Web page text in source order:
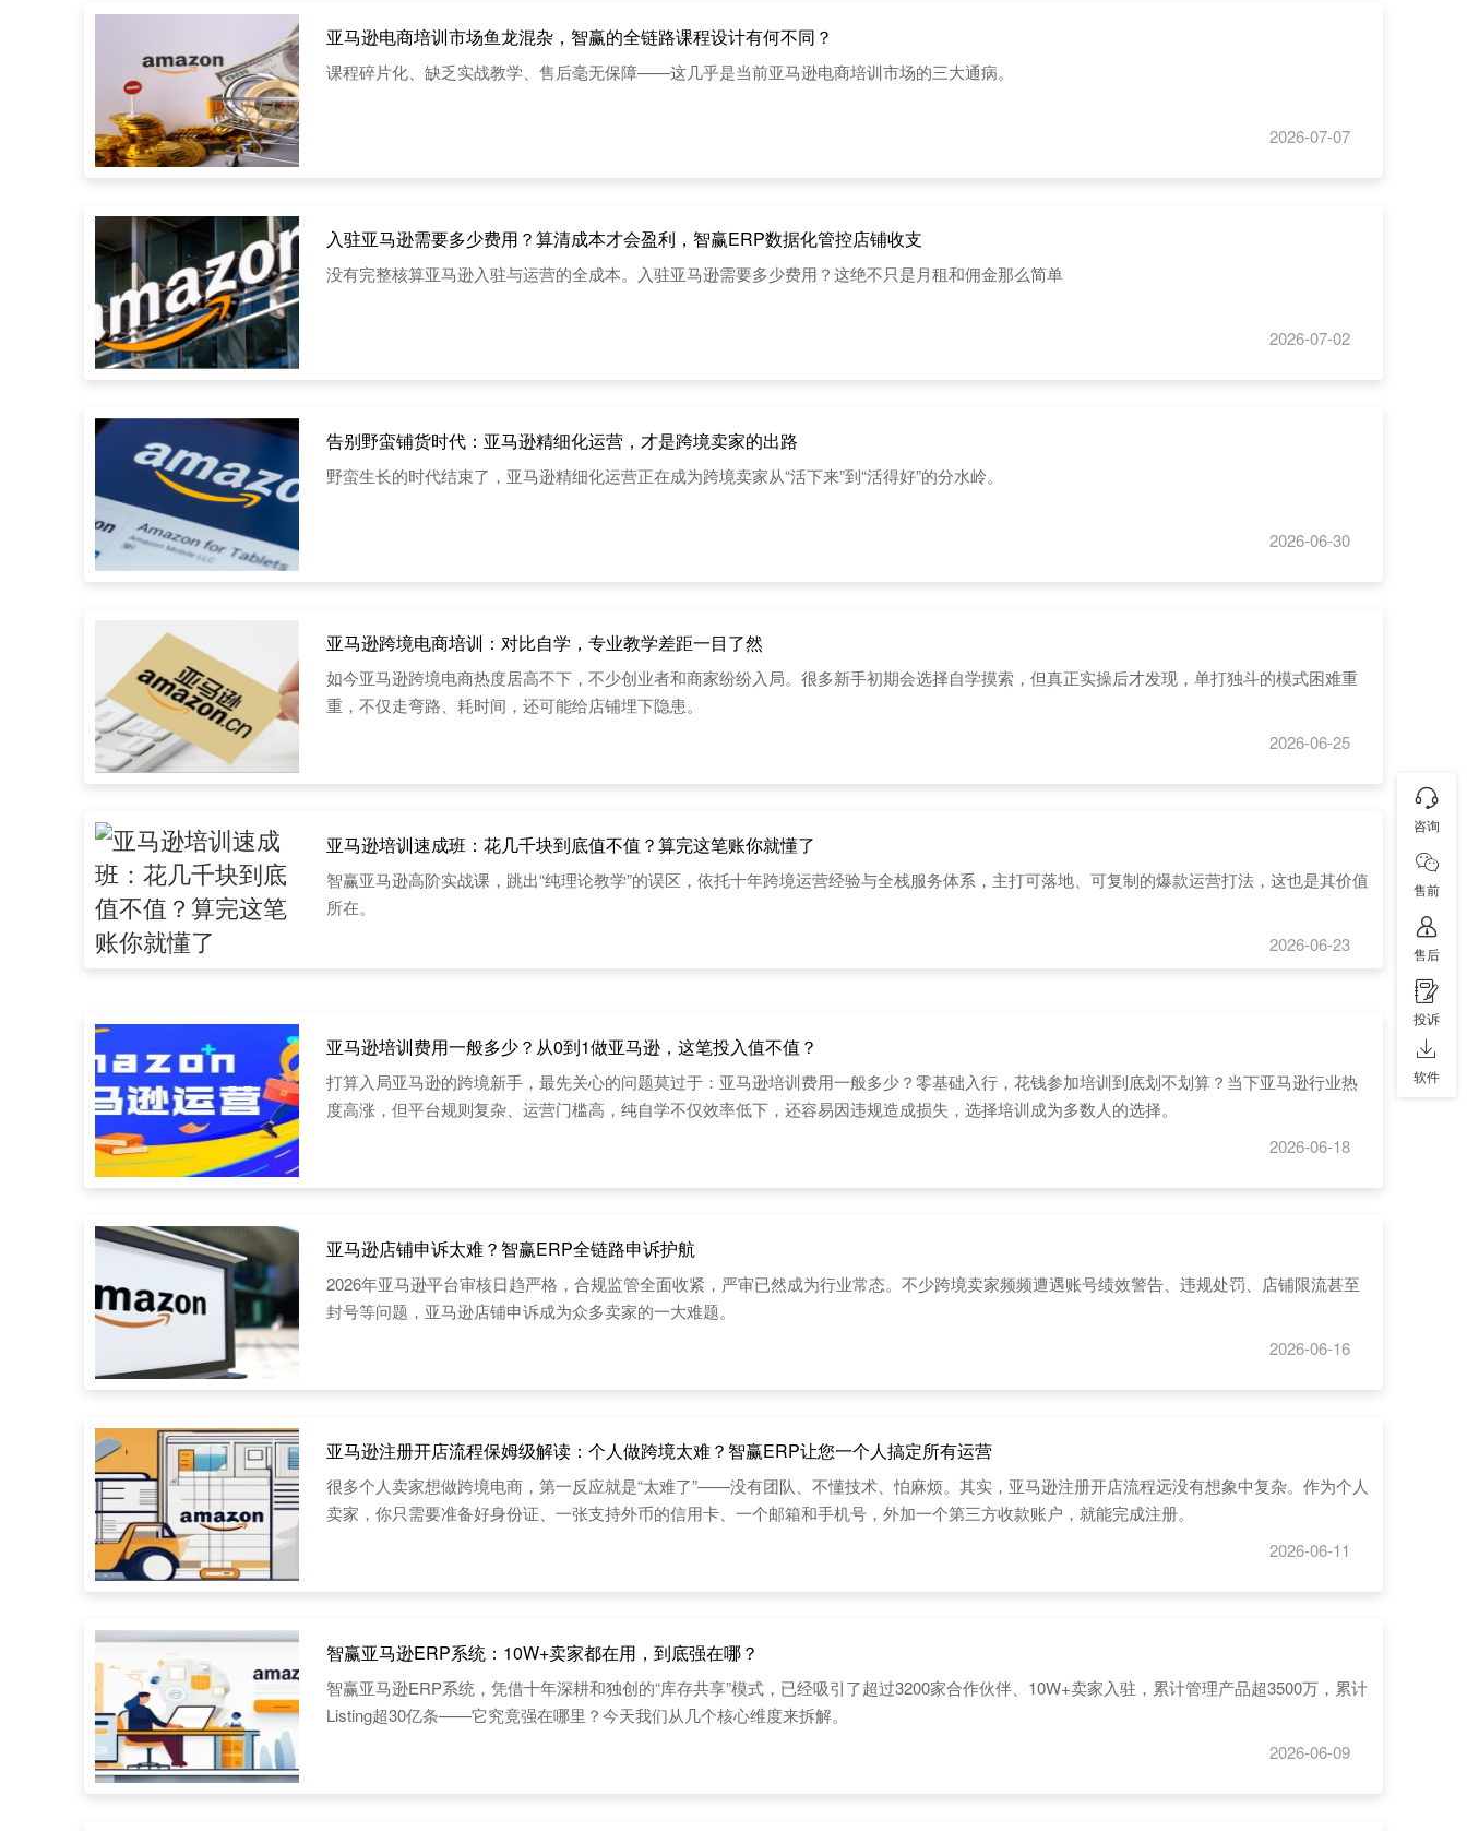
亚马逊电商培训市场鱼龙混杂，智赢的全链路课程设计有何不同？
课程碎片化、缺乏实战教学、售后毫无保障——这几乎是当前亚马逊电商培训市场的三大通病。
2026-07-07
入驻亚马逊需要多少费用？算清成本才会盈利，智赢ERP数据化管控店铺收支
没有完整核算亚马逊入驻与运营的全成本。入驻亚马逊需要多少费用？这绝不只是月租和佣金那么简单
2026-07-02
告别野蛮铺货时代：亚马逊精细化运营，才是跨境卖家的出路
野蛮生长的时代结束了，亚马逊精细化运营正在成为跨境卖家从“活下来”到“活得好”的分水岭。
2026-06-30
亚马逊跨境电商培训：对比自学，专业教学差距一目了然
如今亚马逊跨境电商热度居高不下，不少创业者和商家纷纷入局。很多新手初期会选择自学摸索，但真正实操后才发现，单打独斗的模式困难重
重，不仅走弯路、耗时间，还可能给店铺埋下隐患。
2026-06-25
亚马逊培训速成班：花几千块到底值不值？算完这笔账你就懂了
智赢亚马逊高阶实战课，跳出“纯理论教学”的误区，依托十年跨境运营经验与全栈服务体系，主打可落地、可复制的爆款运营打法，这也是其价值
所在。
2026-06-23
亚马逊培训费用一般多少？从0到1做亚马逊，这笔投入值不值？
打算入局亚马逊的跨境新手，最先关心的问题莫过于：亚马逊培训费用一般多少？零基础入行，花钱参加培训到底划不划算？当下亚马逊行业热
度高涨，但平台规则复杂、运营门槛高，纯自学不仅效率低下，还容易因违规造成损失，选择培训成为多数人的选择。
2026-06-18
亚马逊店铺申诉太难？智赢ERP全链路申诉护航
2026年亚马逊平台审核日趋严格，合规监管全面收紧，严审已然成为行业常态。不少跨境卖家频频遭遇账号绩效警告、违规处罚、店铺限流甚至
封号等问题，亚马逊店铺申诉成为众多卖家的一大难题。
2026-06-16
亚马逊注册开店流程保姆级解读：个人做跨境太难？智赢ERP让您一个人搞定所有运营
很多个人卖家想做跨境电商，第一反应就是“太难了”——没有团队、不懂技术、怕麻烦。其实，亚马逊注册开店流程远没有想象中复杂。作为个人
卖家，你只需要准备好身份证、一张支持外币的信用卡、一个邮箱和手机号，外加一个第三方收款账户，就能完成注册。
2026-06-11
智赢亚马逊ERP系统：10W+卖家都在用，到底强在哪？
智赢亚马逊ERP系统，凭借十年深耕和独创的“库存共享”模式，已经吸引了超过3200家合作伙伴、10W+卖家入驻，累计管理产品超3500万，累计
Listing超30亿条——它究竟强在哪里？今天我们从几个核心维度来拆解。
2026-06-09
咨询
售前
售后
投诉
软件